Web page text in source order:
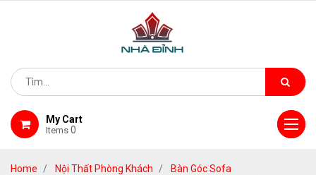
My Cart
Items 0
Home Nội Thất Phòng Khách
Bàn Góc Sofa